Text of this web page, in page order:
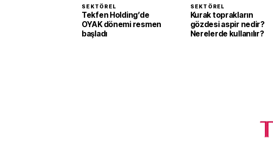
SEKTÖREL
Tekfen Holding’de
OYAK dönemi resmen
başladı
SEKTÖREL
Kurak toprakların
gözdesi aspir nedir?
Nerelerde kullanılır?